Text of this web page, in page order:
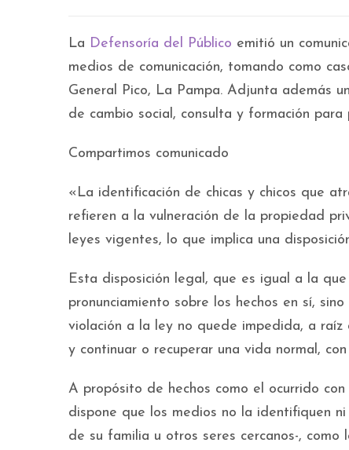
La Defensoría del Público emitió un
medios de comunicación, tomando como
General Pico, La Pampa. Adjunta además
de cambio social, consulta y formación para
Compartimos comunicado
«La identificación de chicas y chicos que
refieren a la vulneración de la propiedad
leyes vigentes, lo que implica una
Esta disposición legal, que es igual a la
pronunciamiento sobre los hechos en sí,
violación a la ley no quede impedida, a raíz
y continuar o recuperar una vida normal,
A propósito de hechos como el ocurrido
dispone que los medios no la identifiquen
de su familia u otros seres cercanos-,